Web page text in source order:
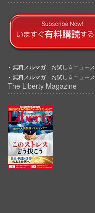
無料メルマガ「お試し☆ニュー
無料メルマガ「お試し☆ニュー
The Liberty Magazine